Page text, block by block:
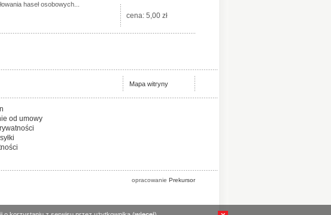
haseł osobowych...
cena: 5,00 zł
Mapa witryny
od umowy
opracowanie Prekursor